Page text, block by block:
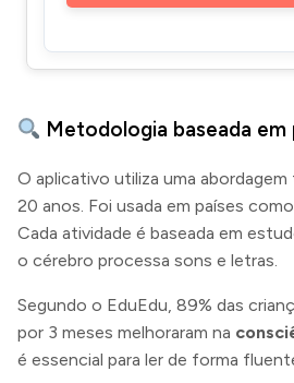
Metodologia baseada em
O aplicativo utiliza uma
20 anos. Foi usada em países
Cada atividade é baseada em
o cérebro processa sons e letras.
Segundo o EduEdu, 89% das
por 3 meses melhoraram na
é essencial para ler de forma